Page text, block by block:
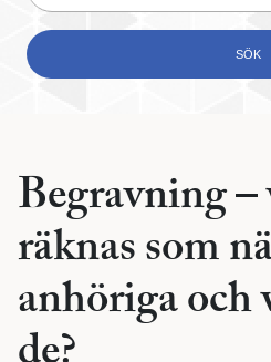
Begravning
räknas som
anhöriga och